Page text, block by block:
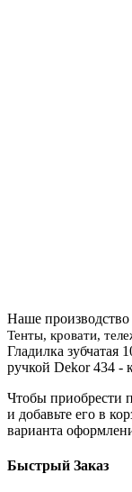
Наше производство
Тенты, кровати,
Гладилка зубчатая
ручкой Dekor 434 -
Чтобы приобрести
и добавьте его в
варианта
Быстрый Заказ